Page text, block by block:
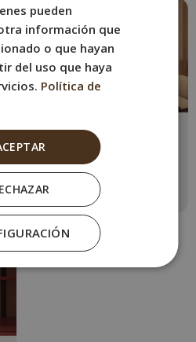
Doble Superior
Max. 2 personas
Ver más
pueden
información que
o que hayan
del uso que haya
Política de